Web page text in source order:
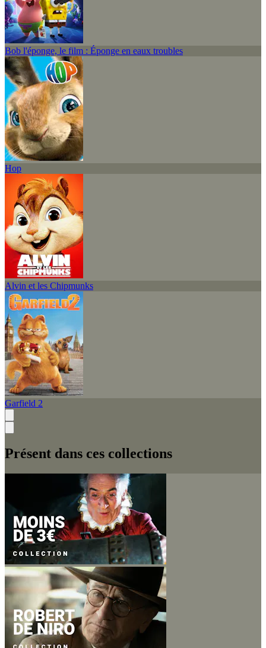
Bob l'éponge, le film : Éponge en eaux troubles
Hop
Alvin et les Chipmunks
Garfield 2
Présent dans ces collections